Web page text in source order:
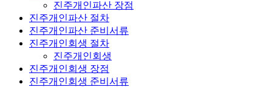
진주개인파산 장점
진주개인파산 절차
진주개인파산 준비서류
진주개인회생 절차
진주개인회생
진주개인회생 장점
진주개인회생 준비서류